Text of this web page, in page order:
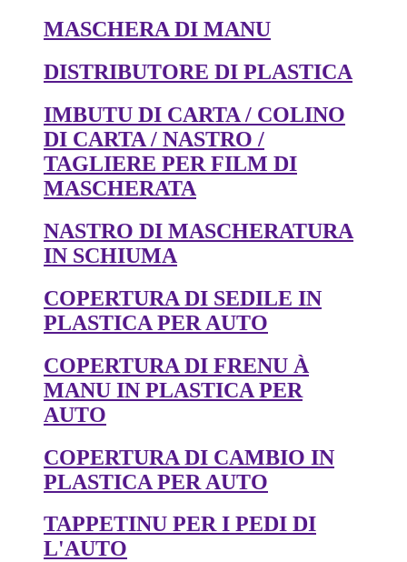
MASCHERA DI MANU
DISTRIBUTORE DI PLASTICA
IMBUTU DI CARTA / COLINO
DI CARTA / NASTRO /
TAGLIERE PER FILM DI
MASCHERATA
NASTRO DI MASCHERATURA
IN SCHIUMA
COPERTURA DI SEDILE IN
PLASTICA PER AUTO
COPERTURA DI FRENU À
MANU IN PLASTICA PER
AUTO
COPERTURA DI CAMBIO IN
PLASTICA PER AUTO
TAPPETINU PER I PEDI DI
L'AUTO